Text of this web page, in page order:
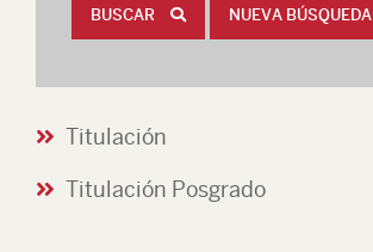
BUSCAR NUEVA BÚSQUEDA
Titulación
Titulación Posgrado